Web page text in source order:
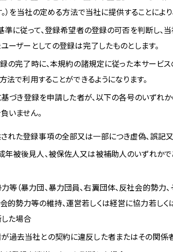
。）を当社の定める方法で当社に提供することによ
準に従って、登録希望者の登録の可否を判断し
ーザーとしての登録は完了したものとします。
の完了時に、本規約の諸規定に従った本サービ
法で利用することができるようになります。
づき登録を申請した者が、以下の各号のいずれ
いません。
れた登録事項の全部又は一部につき虚偽、誤記
年被後見人、被保佐人又は被補助人のいずれか
等（暴力団、暴力団員、右翼団体、反社会的勢力
的勢力等の維持、運営若しくは経営に協力若し
た場合
過去当社との契約に違反した者またはその関係